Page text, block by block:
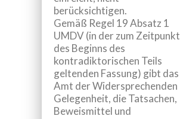
berücksichtigen.
Gemäß Regel 19 Absatz 1
UMDV (in der zum Zeitpunkt
des Beginns des
kontradiktorischen Teils
geltenden Fassung) gibt das
Amt der Widersprechenden
Gelegenheit, die Tatsachen,
Beweismittel und